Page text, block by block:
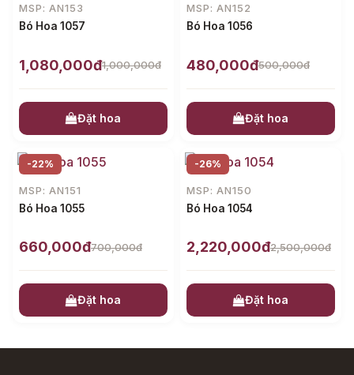
MSP: AN153
Bó Hoa 1057
1,080,000đ1,000,000đ
Đặt hoa
MSP: AN152
Bó Hoa 1056
480,000đ500,000đ
Đặt hoa
-22%
MSP: AN151
Bó Hoa 1055
660,000đ700,000đ
Đặt hoa
-26%
MSP: AN150
Bó Hoa 1054
2,220,000đ2,500,000đ
Đặt hoa